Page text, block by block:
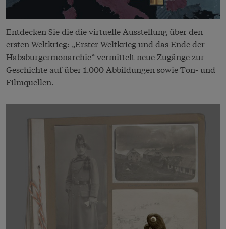
Entdecken Sie die die virtuelle Ausstellung über den
ersten Weltkrieg: „Erster Weltkrieg und das Ende der
Habsburgermonarchie“ vermittelt neue Zugänge zur
Geschichte auf über 1.000 Abbildungen sowie Ton- und
Filmquellen.